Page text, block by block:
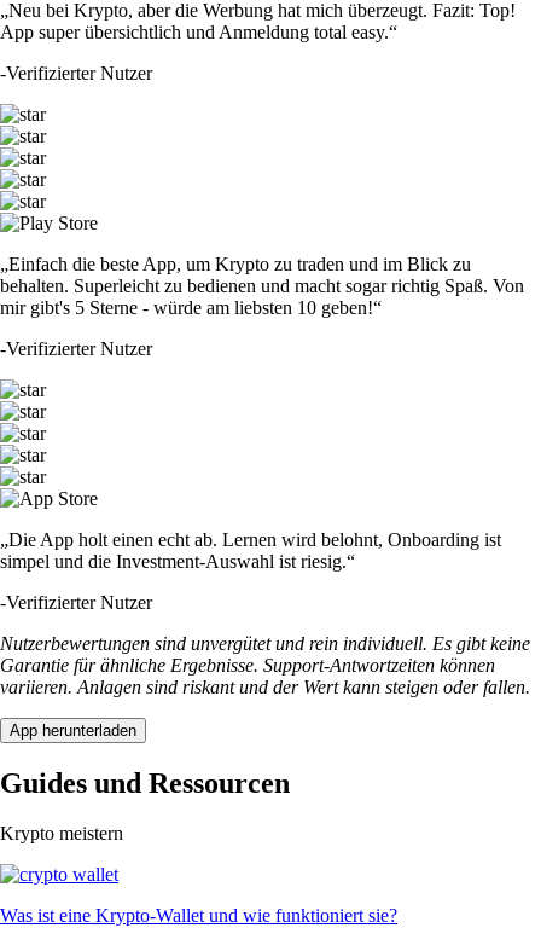
„Neu bei Krypto, aber die Werbung hat mich überzeugt. Fazit: Top!
App super übersichtlich und Anmeldung total easy.“
-Verifizierter Nutzer
„Einfach die beste App, um Krypto zu traden und im Blick zu
behalten. Superleicht zu bedienen und macht sogar richtig Spaß. Von
mir gibt's 5 Sterne - würde am liebsten 10 geben!“
-Verifizierter Nutzer
„Die App holt einen echt ab. Lernen wird belohnt, Onboarding ist
simpel und die Investment-Auswahl ist riesig.“
-Verifizierter Nutzer
Nutzerbewertungen sind unvergütet und rein individuell. Es gibt keine
Garantie für ähnliche Ergebnisse. Support-Antwortzeiten können
variieren. Anlagen sind riskant und der Wert kann steigen oder fallen.
App herunterladen
Guides und Ressourcen
Krypto meistern
Was ist eine Krypto-Wallet und wie funktioniert sie?